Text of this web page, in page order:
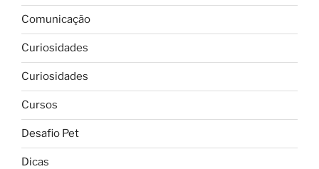
Comunicação
Curiosidades
Curiosidades
Cursos
Desafio Pet
Dicas